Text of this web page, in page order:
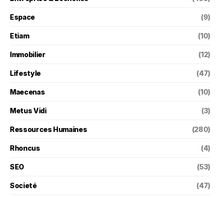
Espace (9)
Etiam (10)
Immobilier (12)
Lifestyle (47)
Maecenas (10)
Metus Vidi (3)
Ressources Humaines (280)
Rhoncus (4)
SEO (53)
Societé (47)